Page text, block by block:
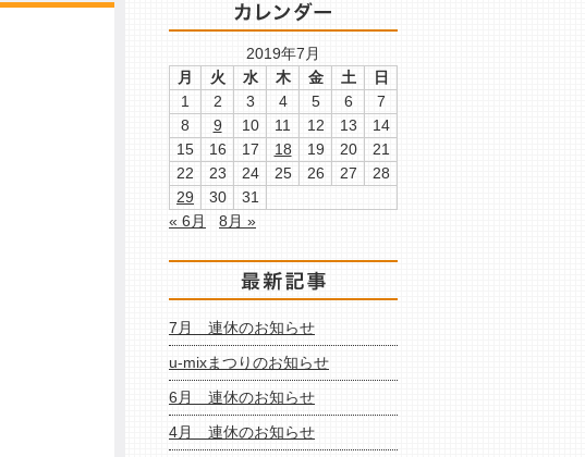
2019年7月
月
火 水 木 金 土
日
1
2 3 4 5 6
7
8
9 10 11 12 13
14
15
16 17 18 19 20
21
22
23 24 25 26 27
28
29
30
31
« 6月
8月 »
7月 連休のお知らせ
u-mixまつりのお知らせ
6月 連休のお知らせ
4月 連休のお知らせ